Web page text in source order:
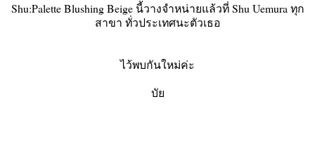
Shu:Palette Blushing Beige นี้วางจำหน่ายแล้วที่ Shu Uemura ทุก
สาขา ทั่วประเทศนะตัวเธอ
ไว้พบกันใหม่ค่ะ
บัย